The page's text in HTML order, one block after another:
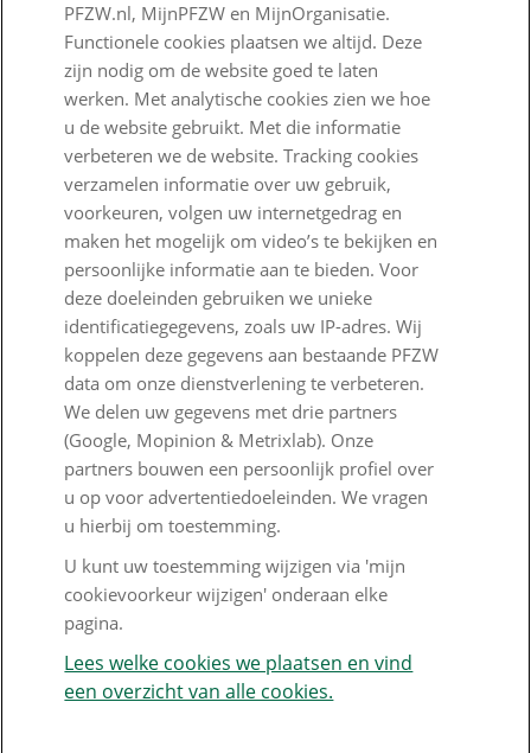
Beleggen voor een goed pensioen
Nieuwe regels voor pensioen
Zo staan we ervoor
Nieuws
Voor de pers
PFZW Dichtbij
Werken bij PFZW
Responsible disclosure
Digitale toegankelijkheid
Goed Bezig
Klantenservice
Contact
Veelgestelde vragen
Klachtenregeling
Nieuwsbrief
PFZW.nl, MijnPFZW en MijnOrganisatie.
Functionele cookies plaatsen we altijd. Deze
zijn nodig om de website goed te laten
werken. Met analytische cookies zien we hoe
u de website gebruikt. Met die informatie
verbeteren we de website. Tracking cookies
verzamelen informatie over uw gebruik,
voorkeuren, volgen uw internetgedrag en
maken het mogelijk om video’s te bekijken en
persoonlijke informatie aan te bieden. Voor
deze doeleinden gebruiken we unieke
identificatiegegevens, zoals uw IP-adres. Wij
koppelen deze gegevens aan bestaande PFZW
data om onze dienstverlening te verbeteren.
We delen uw gegevens met drie partners
(Google, Mopinion & Metrixlab). Onze
partners bouwen een persoonlijk profiel over
u op voor advertentiedoeleinden. We vragen
u hierbij om toestemming.
U kunt uw toestemming wijzigen via 'mijn
cookievoorkeur wijzigen' onderaan elke
pagina.
Lees welke cookies we plaatsen en vind
een overzicht van alle cookies.